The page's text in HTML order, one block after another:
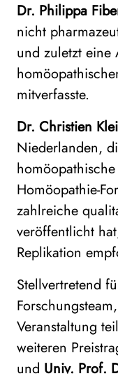
Dr. Philippa
nicht
und zuletzt eine
mitverfasste.
Dr. Christien
Niederlanden,
Homöopathie-
zahlreiche
veröffentlicht
Replikation
Stellvertretend
Veranstaltung
weiteren
und Univ. Prof.